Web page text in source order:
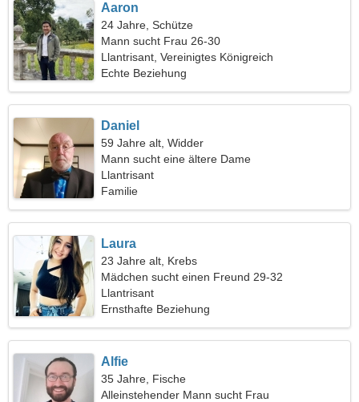
Aaron
24 Jahre, Schütze
Mann sucht Frau 26-30
Llantrisant, Vereinigtes Königreich
Echte Beziehung
Daniel
59 Jahre alt, Widder
Mann sucht eine ältere Dame
Llantrisant
Familie
Laura
23 Jahre alt, Krebs
Mädchen sucht einen Freund 29-32
Llantrisant
Ernsthafte Beziehung
Alfie
35 Jahre, Fische
Alleinstehender Mann sucht Frau